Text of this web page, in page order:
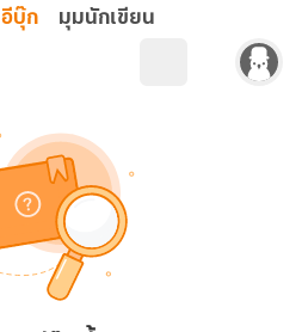
อีบุ๊ก มุมนักเขียน